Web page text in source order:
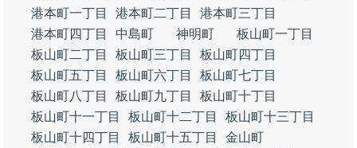
港本町一丁目
港本町二丁目
港本町三丁目
港本町四丁目
中島町 神明町
板山町一丁目
板山町二丁目
板山町三丁目
板山町四丁目
板山町五丁目
板山町六丁目
板山町七丁目
板山町八丁目
板山町九丁目
板山町十丁目
板山町十一丁目
板山町十二丁目
板山町十三丁目
板山町十四丁目
板山町十五丁目
金山町